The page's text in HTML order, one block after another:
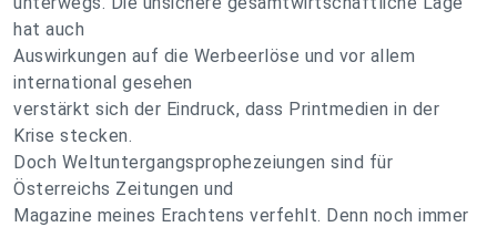
hat auch
Auswirkungen auf die Werbeerlöse und vor allem
international gesehen
verstärkt sich der Eindruck, dass Printmedien in der
Krise stecken.
Doch Weltuntergangsprophezeiungen sind für
Österreichs Zeitungen und
Magazine meines Erachtens verfehlt. Denn noch immer